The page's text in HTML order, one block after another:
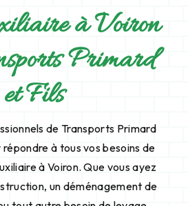
à Voiron
Primard
et Fils
de Transports Primard
à tous vos besoins de
à Voiron. Que vous ayez
un déménagement de